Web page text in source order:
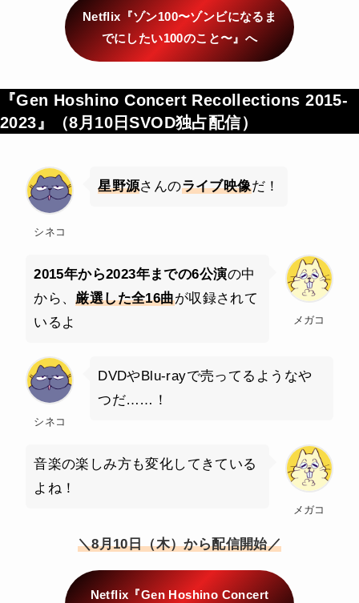
Netflix『ゾン100〜ゾンビになるま
でにしたい100のこと〜』へ
『Gen Hoshino Concert Recollections 2015-
2023』（8月10日SVOD独占配信）
シネコ
星野源さんのライブ映像だ！
メガコ
2015年から2023年までの6公演の中
から、厳選した全16曲が収録されて
いるよ
シネコ
DVDやBlu-rayで売ってるようなや
つだ……！
メガコ
音楽の楽しみ方も変化してきている
よね！
＼8月10日（木）から配信開始／
Netflix『Gen Hoshino Concert